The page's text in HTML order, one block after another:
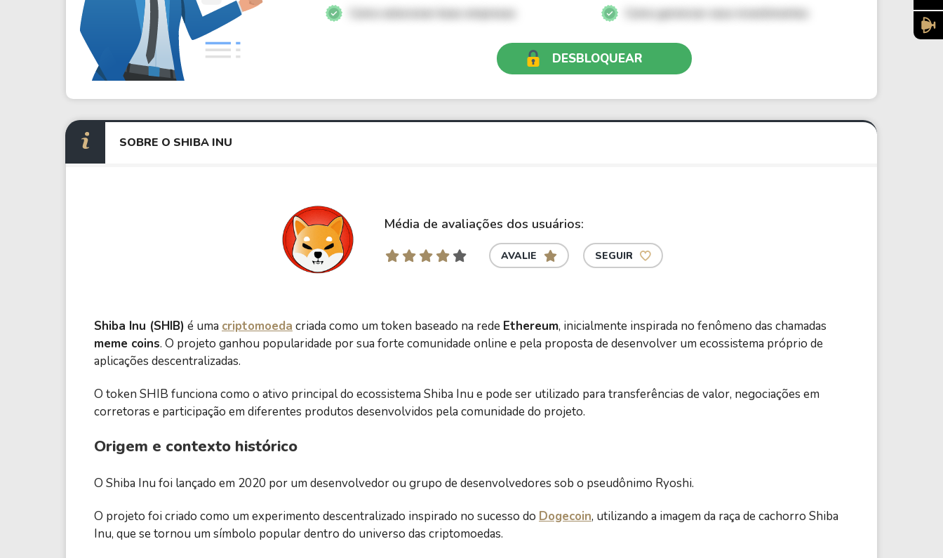
Como selecionar boas empresas
Como gerenciar seus investimentos
DESBLOQUEAR
SOBRE O SHIBA INU
Média de avaliações dos usuários:
AVALIE SEGUIR
Shiba Inu (SHIB) é uma criptomoeda criada como um token baseado na rede Ethereum, inicialmente inspirada no fenômeno das chamadas
meme coins. O projeto ganhou popularidade por sua forte comunidade online e pela proposta de desenvolver um ecossistema próprio de
aplicações descentralizadas.
O token SHIB funciona como o ativo principal do ecossistema Shiba Inu e pode ser utilizado para transferências de valor, negociações em
corretoras e participação em diferentes produtos desenvolvidos pela comunidade do projeto.
Origem e contexto histórico
O Shiba Inu foi lançado em 2020 por um desenvolvedor ou grupo de desenvolvedores sob o pseudônimo Ryoshi.
O projeto foi criado como um experimento descentralizado inspirado no sucesso do Dogecoin, utilizando a imagem da raça de cachorro Shiba
Inu, que se tornou um símbolo popular dentro do universo das criptomoedas.